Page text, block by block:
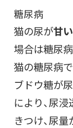
糖尿病
猫の尿が甘
場合は糖尿
猫の糖尿病
ブドウ糖が
により、尿
きつけ、尿量